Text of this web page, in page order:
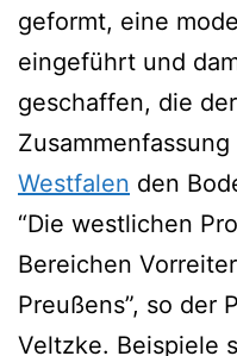
geformt, eine
eingeführt und
geschaffen, die
Zusammenfassung
Westfalen den
“Die westlichen
Bereichen
Preußens”, so der
Veltzke. Beispiele